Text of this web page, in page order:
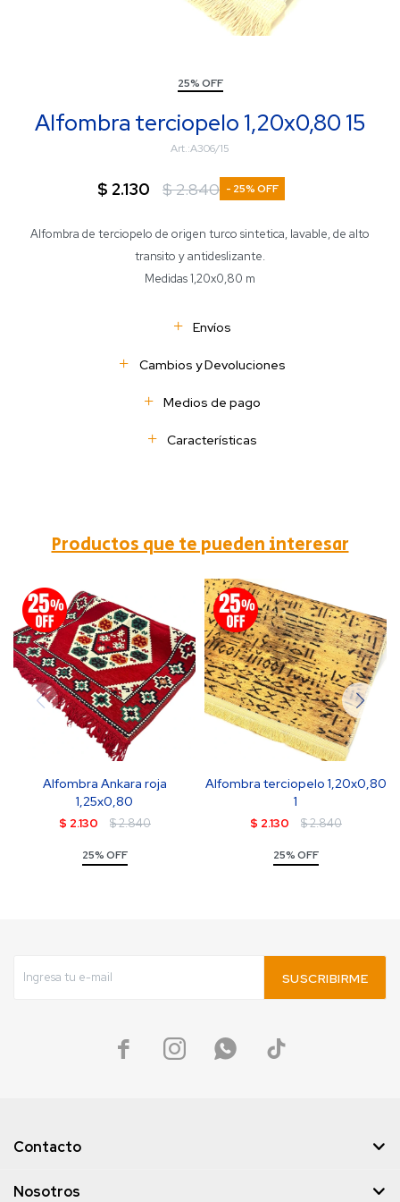
25% OFF
Alfombra terciopelo 1,20x0,80 15
A306/15
$ 2.130 $2.840 25
Alfombra de terciopelo de origen turco sintetica, lavable, de alto
transito y antideslizante.
Medidas 1,20x0,80 m
Envíos
Cambios y Devoluciones
Medios de pago
Características
Productos que te pueden interesar
Alfombra Ankara roja
1,25x0,80
$ 2.130 $2.840
25% OFF
Alfombra terciopelo 1,20x0,80
1
$ 2.130 $2.840
25% OFF
SUSCRIBIRME
   
Contacto
Nosotros